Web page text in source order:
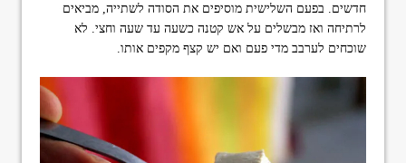
חדשים. בפעם השלישית מוסיפים את הסודה לשתייה, מביאים
לרתיחה ואז מבשלים על אש קטנה כשעה עד שעה וחצי. לא
שוכחים לערבב מדי פעם ואם יש קצף מקפים אותו.